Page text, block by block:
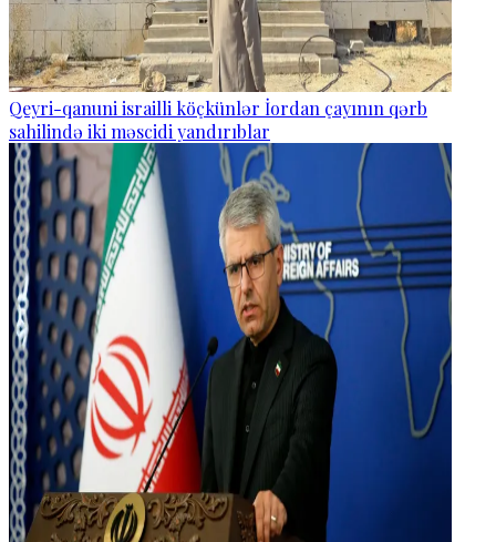
Qeyri-qanuni israilli köçkünlər İordan çayının qərb
sahilində iki məscidi yandırıblar